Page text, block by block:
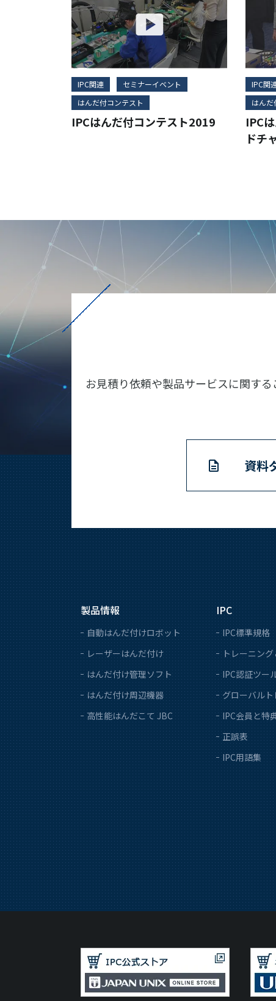
IPC関連
セミナーイベント
はんだ付コンテスト
IPCはんだ付コンテスト2019
IPC関
はんだ
IPC
ドチ
お見積り依頼や製品サービスに関す
資料
製品情報
自動はんだ付けロボット
レーザーはんだ付け
はんだ付け管理ソフト
はんだ付け周辺機器
高性能はんだこて JBC
IPC
IPC標準規格
トレーニン
IPC認証ツー
グローバル
IPC会員と特
正誤表
IPC用語集